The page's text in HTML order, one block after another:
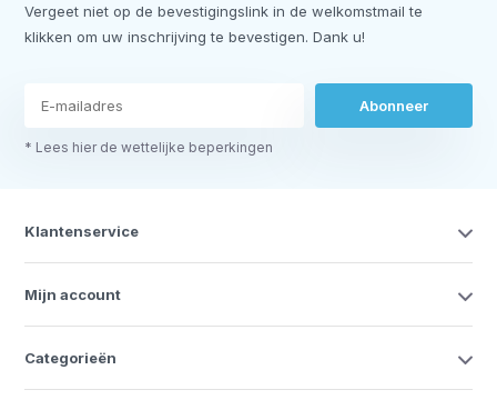
Vergeet niet op de bevestigingslink in de welkomstmail te
klikken om uw inschrijving te bevestigen. Dank u!
Abonneer
* Lees hier de wettelijke beperkingen
Klantenservice
Mijn account
Categorieën